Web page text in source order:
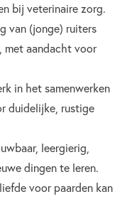
bij veterinaire zorg.
van (jonge) ruiters
met aandacht voor
in het samenwerken
duidelijke, rustige
leergierig,
dingen te leren.
voor paarden kan